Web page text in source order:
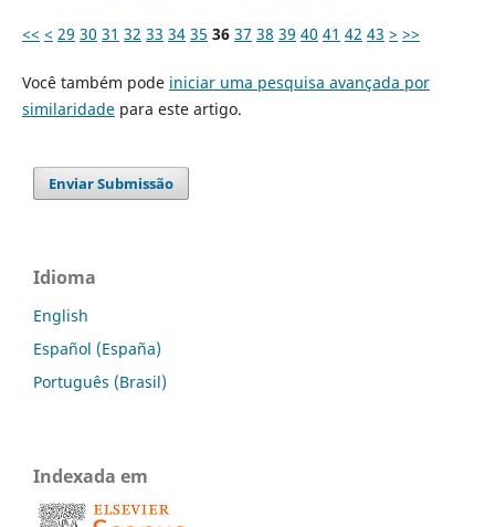
<< < 29 30 31 32 33 34 35 36 37 38 39 40 41 42 43 > >>
Você também pode iniciar uma pesquisa avançada por
similaridadepara este artigo.
Enviar Submissão
Idioma
English
Español (España)
Português (Brasil)
Indexada em